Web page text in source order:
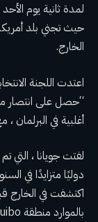
لمدة ثانية يوم
حيث تجني بلد
الخارج.
اعتدت اللجنة
“حصل على انتصار
أغلبية في البرلمان ، مع 36 مقعدًا من 65
لفتت جويانا ، التي
دوليًا متزايدًا في
اكتشفت في الخارج
بالموارد منطقة Essequibo